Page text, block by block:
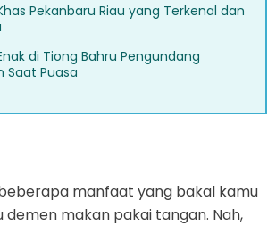
Pekanbaru Riau yang Terkenal dan
di Tiong Bahru Pengundang
Saat Puasa
manfaat yang bakal kamu
makan pakai tangan. Nah,